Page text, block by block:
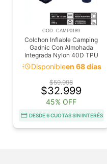
COD. CAMP0189
Colchon Inflable Camping
Gadnic Con Almohada
Integrada Nylon 40D TPU
Peso 590 g Ultraliviano
Compacto
acuteDisponibleen 68 días
$59.998
$32.999
45% OFF
DESDE 6 CUOTAS SIN INTERÉS